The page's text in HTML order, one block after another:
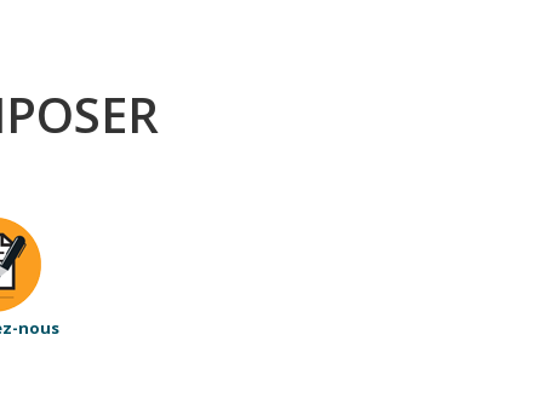
nous